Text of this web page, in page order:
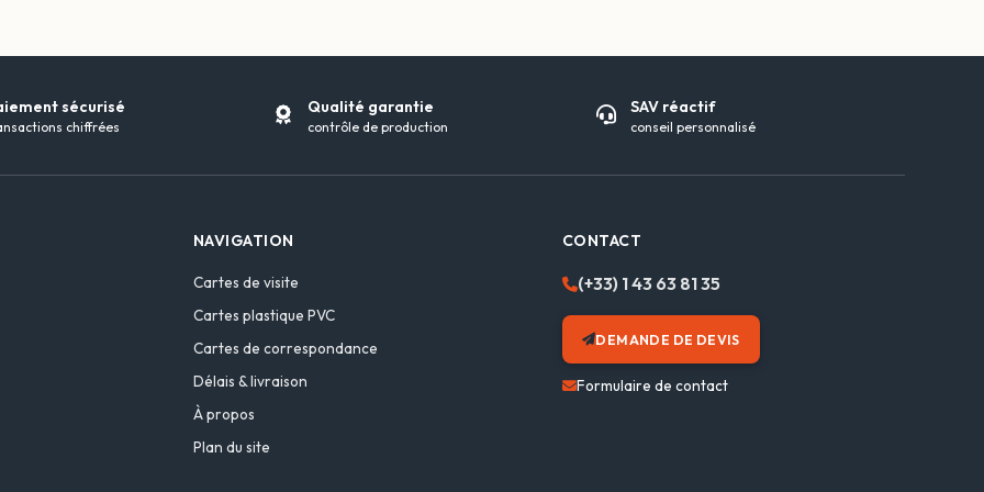
sécurisé
chiffrées
Qualité garantie
contrôle de production
SAV réactif
conseil personnalisé
NAVIGATION
Cartes de visite
Cartes plastique PVC
Cartes de correspondance
Délais & livraison
À propos
Plan du site
CONTACT
(+33) 1 43 63 81 35
DEMANDE DE DEVIS
Formulaire de contact